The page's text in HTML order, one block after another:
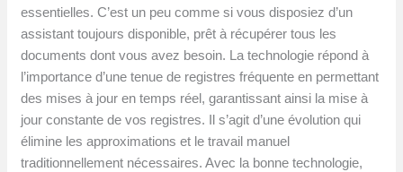
essentielles. C’est un peu comme si vous disposiez d’un
assistant toujours disponible, prêt à récupérer tous les
documents dont vous avez besoin. La technologie répond à
l’importance d’une tenue de registres fréquente en permettant
des mises à jour en temps réel, garantissant ainsi la mise à
jour constante de vos registres. Il s’agit d’une évolution qui
élimine les approximations et le travail manuel
traditionnellement nécessaires. Avec la bonne technologie,